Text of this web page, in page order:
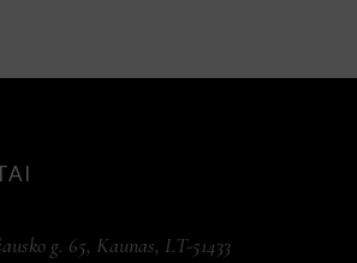
g. 65, Kaunas, LT-51433